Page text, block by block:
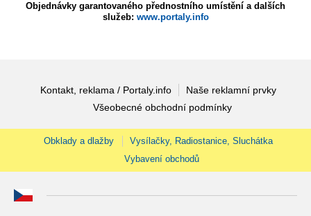
Objednávky garantovaného přednostního umístění a dalších
služeb: www.portaly.info
Kontakt, reklama / Portaly.info
Naše reklamní prvky
Všeobecné obchodní podmínky
Obklady a dlažby
Vysílačky, Radiostanice, Sluchátka
Vybavení obchodů